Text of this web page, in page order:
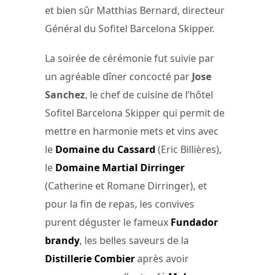
et bien sûr Matthias Bernard, directeur
Général du Sofitel Barcelona Skipper.
La soirée de cérémonie fut suivie par
un agréable dîner concocté par Jose
Sanchez, le chef de cuisine de l’hôtel
Sofitel Barcelona Skipper qui permit de
mettre en harmonie mets et vins avec
le Domaine du Cassard (Eric Billières),
le Domaine Martial Dirringer
(Catherine et Romane Dirringer), et
pour la fin de repas, les convives
purent déguster le fameux Fundador
brandy, les belles saveurs de la
Distillerie Combieraprès avoir